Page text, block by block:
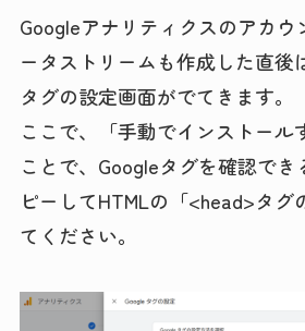
Googleアナリティクスのアカ
ータストリームも作成した直後
タグの設定画面がでてきます。
ここで、「手動でインストール
ことで、Googleタグを確認でき
ピーしてHTMLの「<head>タグ
てください。